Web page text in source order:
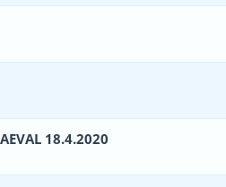
18.4.2020
0 viiest (keskmiselt)
12 345